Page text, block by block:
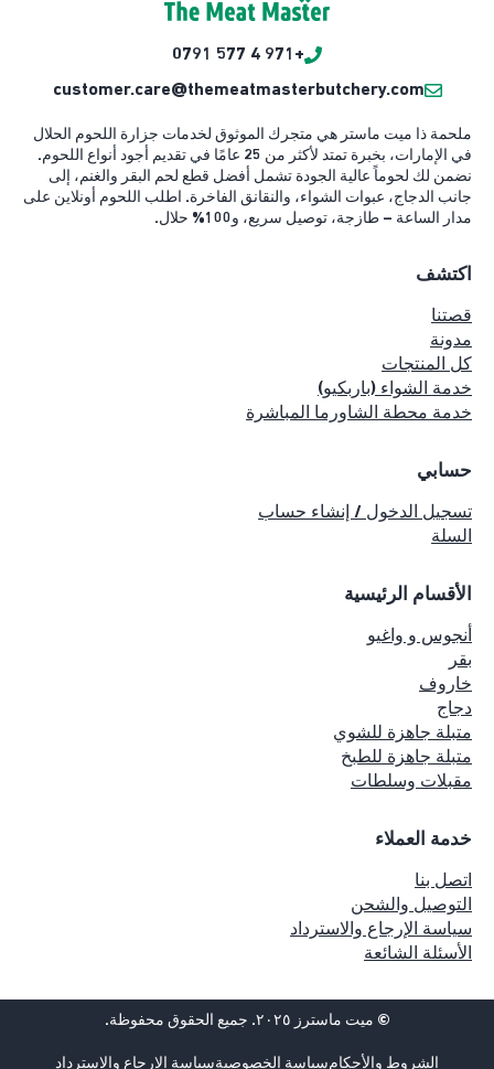
+971 4 577 0791
customer.care@themeatmasterbutchery.com
ملحمة ذا ميت ماستر هي متجرك الموثوق لخدمات جزارة اللحوم الحلال
في الإمارات، بخبرة تمتد لأكثر من 25 عامًا في تقديم أجود أنواع اللحوم.
نضمن لك لحوماً عالية الجودة تشمل أفضل قطع لحم البقر والغنم، إلى
جانب الدجاج، عبوات الشواء، والنقانق الفاخرة. اطلب اللحوم أونلاين على
مدار الساعة – طازجة، توصيل سريع، و100% حلال.
اكتشف
قصتنا
مدونة
كل المنتجات
خدمة الشواء (باربكيو)
خدمة محطة الشاورما المباشرة
حسابي
تسجيل الدخول / إنشاء حساب
السلة
الأقسام الرئيسية
أنجوس و واغيو
بقر
خاروف
دجاج
متبلة جاهزة للشوي
متبلة جاهزة للطبخ
مقبلات وسلطات
خدمة العملاء
اتصل بنا
التوصيل والشحن
سياسة الإرجاع والاسترداد
الأسئلة الشائعة
© ميت ماسترز ٢٠٢٥. جميع الحقوق محفوظة.
الشروط والأحكامسياسة الخصوصيةسياسة الإرجاع والاسترداد